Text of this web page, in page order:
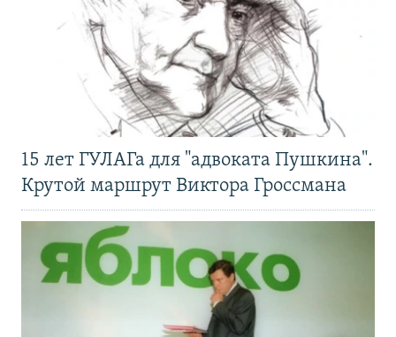
15 лет ГУЛАГа для "адвоката Пушкина".
Крутой маршрут Виктора Гроссмана